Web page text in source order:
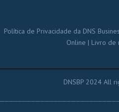
Política de Privacidade da DNS
Online | Livro de
DNSBP 2024 All